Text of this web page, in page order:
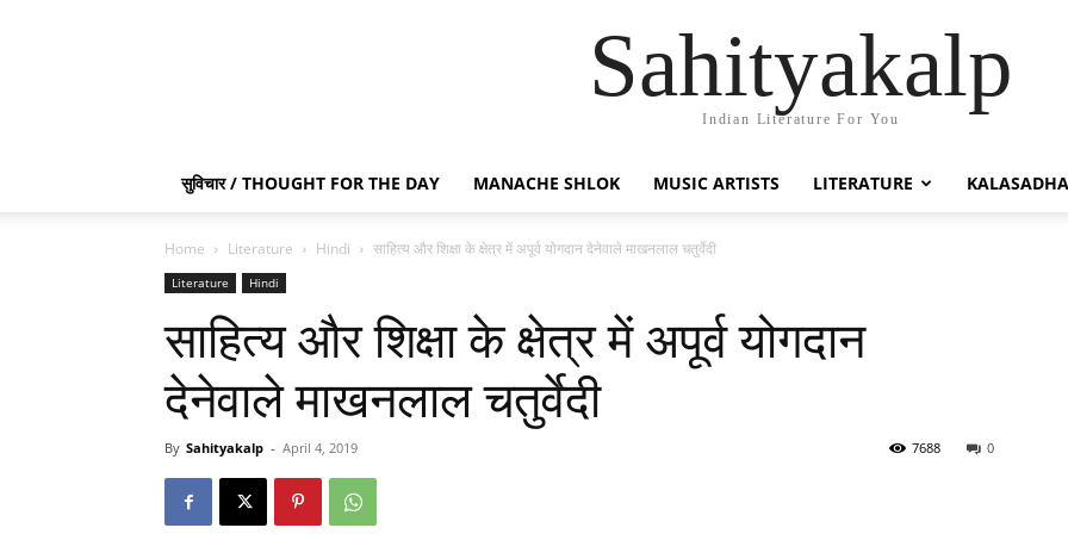
Sahityakalp
Indian Literature For You
सुविचार / THOUGHT FOR THE DAY MANACHE SHLOK MUSIC ARTISTS LITERATURE
Home Literature Hindi साहित्य और शिक्षा के क्षेत्र में अपूर्व योगदान देनेवाले माखनलाल चतुर्वेदी
Literature Hindi
साहित्य और शिक्षा के क्षेत्र में अपूर्व योगदान
देनेवाले माखनलाल चतुर्वेदी
By Sahityakalp - April 4, 2019 0
7688